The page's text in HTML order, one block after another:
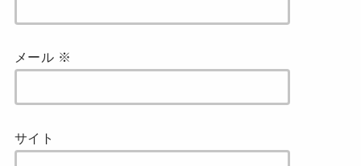
メール ※
サイト